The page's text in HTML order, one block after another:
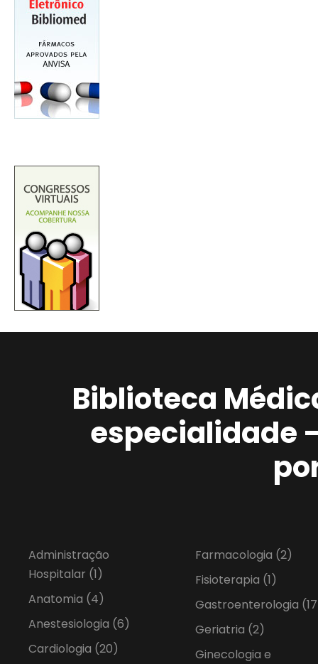
Biblioteca
especialidade
Administração
Hospitalar (1)
Anatomia (4)
Anestesiologia (6)
Cardiologia (20)
Farmacologia (2)
Fisioterapia (1)
Gastroenterologia
Geriatria (2)
Ginecologia e